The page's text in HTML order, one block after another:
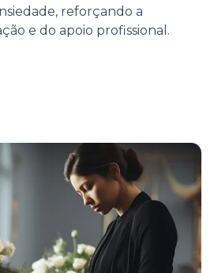
reforçando a
e do apoio profissional.